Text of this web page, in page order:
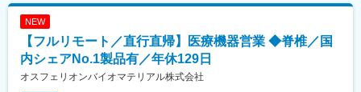
■働き方：
勤務形態は出社、リモートを柔軟に組み合わせて利用可能です。
■当社の特徴：
NEW
【フルリモート／直行直帰】医療機器営業 ◆脊椎／国
内シェアNo.1製品有／年休129日
オスフェリオンバイオマテリアル株式会社